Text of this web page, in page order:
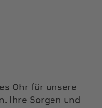
Ohr für unsere
Ihre Sorgen und